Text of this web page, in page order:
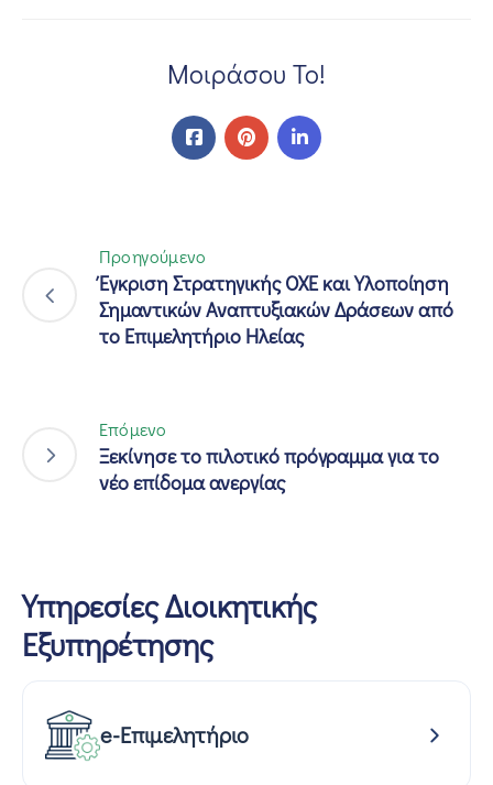
Μοιράσου Το!
Προηγούμενο
Έγκριση Στρατηγικής ΟΧΕ και Υλοποίηση
Σημαντικών Αναπτυξιακών Δράσεων από
το Επιμελητήριο Ηλείας
Επόμενο
Ξεκίνησε το πιλοτικό πρόγραμμα για το
νέο επίδομα ανεργίας
Υπηρεσίες Διοικητικής
Εξυπηρέτησης
e-Επιμελητήριο